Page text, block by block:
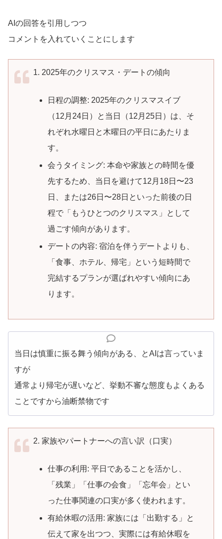
AIの回答を引用しつつ
コメントを入れていくことにします
1. 2025年のクリスマス・デートの傾向
日程の調整: 2025年のクリスマスイブ
（12月24日）と当日（12月25日）は、そ
れぞれ水曜日と木曜日の平日にあたりま
す。
会うタイミング: 本命や家族との時間を優
先するため、当日を避けて12月18日〜23
日、または26日〜28日といった前後の日
程で「もうひとつのクリスマス」として
過ごす傾向があります。
デートの内容: 宿泊を伴うデートよりも、
「食事、ホテル、帰宅」という短時間で
完結するプランが選ばれやすい傾向にあ
ります。
当日は慎重に振る舞う傾向がある、とAIは言っていま
すが
通常より帰宅が遅いなど、挙動不審な態度もよくある
ことですから油断禁物です
2. 家族やパートナーへの言い訳（口実）
仕事の利用: 平日であることを活かし、
「残業」「仕事の会食」「忘年会」とい
った仕事関連の口実が多く使われます。
有給休暇の活用: 家族には「出勤する」と
伝えて家を出つつ、実際には有給休暇を